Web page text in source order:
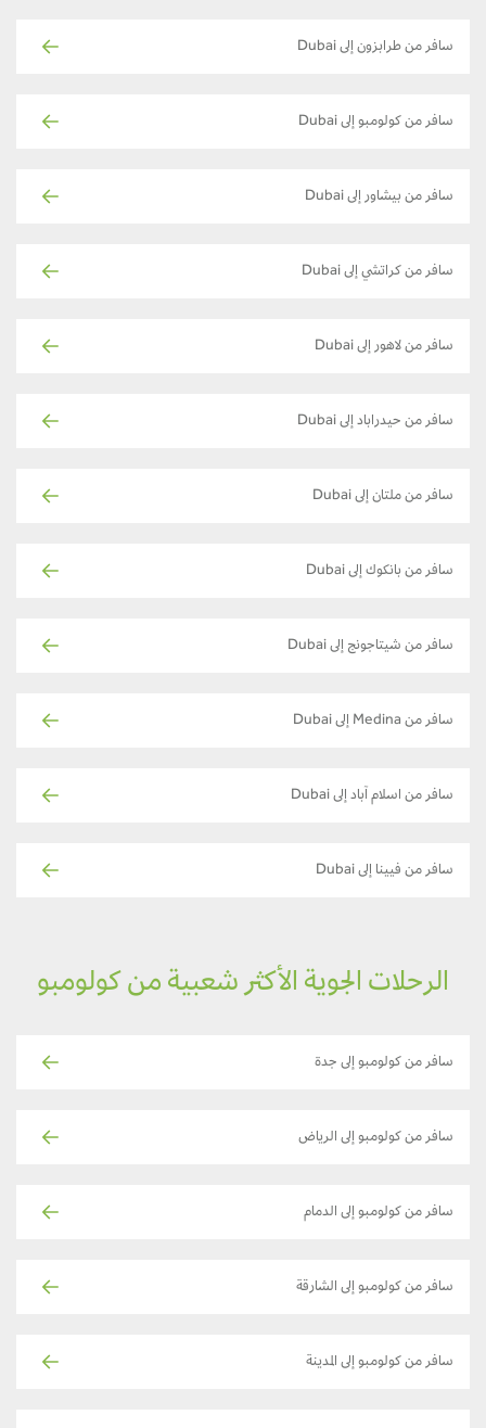
سافر من طرابزون إلى Dubai
سافر من كولومبو إلى Dubai
سافر من بيشاور إلى Dubai
سافر من كراتشي إلى Dubai
سافر من لاهور إلى Dubai
سافر من حيدراباد إلى Dubai
سافر من ملتان إلى Dubai
سافر من بانكوك إلى Dubai
سافر من شيتاجونج إلى Dubai
سافر من Medina إلى Dubai
سافر من اسلام آباد إلى Dubai
سافر من فيينا إلى Dubai
الرحلات الجوية الأكثر شعبية من كولومبو
سافر من كولومبو إلى جدة
سافر من كولومبو إلى الرياض
سافر من كولومبو إلى الدمام
سافر من كولومبو إلى الشارقة
سافر من كولومبو إلى المدينة